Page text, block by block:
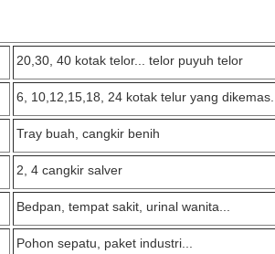
20,30, 40 kotak telor... telor puyuh telor
6, 10,12,15,18, 24 kotak telur yang dikemas...
Tray buah, cangkir benih
2, 4 cangkir salver
Bedpan, tempat sakit, urinal wanita...
Pohon sepatu, paket industri...